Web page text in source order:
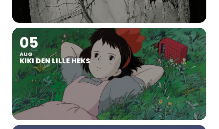
05
AUG
KIKI DEN LILLE HEKS